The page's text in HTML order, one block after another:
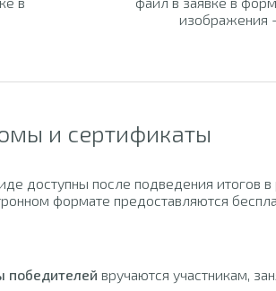
изображения
и сертификаты
доступны после подведения итогов в
формате предоставляются
победителей вручаются участникам,